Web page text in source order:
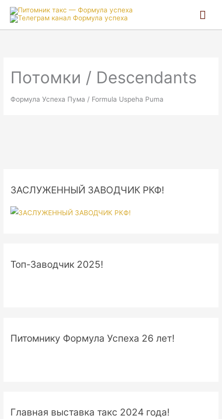
Потомки / Descendants
Формула Успеха Пума / Formula Uspeha Puma
ЗАСЛУЖЕННЫЙ ЗАВОДЧИК РКФ!
Топ-Заводчик 2025!
Питомнику Формула Успеха 26 лет!
Главная выставка такс 2024 года!